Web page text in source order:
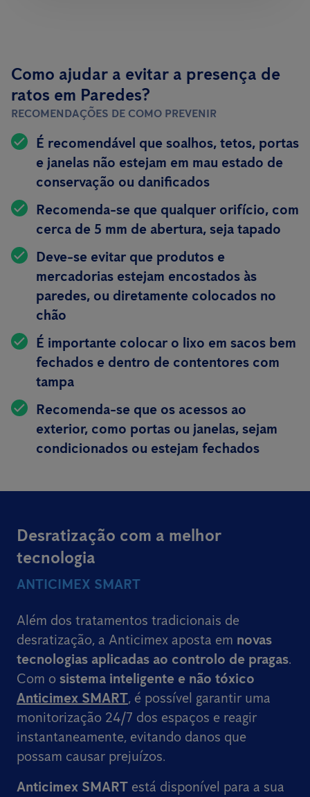
Como ajudar a evitar a presença de
ratos em Paredes?
RECOMENDAÇÕES DE COMO PREVENIR
É recomendável que soalhos, tetos, portas
e janelas não estejam em mau estado de
conservação ou danificados
Recomenda-se que qualquer orifício, com
cerca de 5 mm de abertura, seja tapado
Deve-se evitar que produtos e
mercadorias estejam encostados às
paredes, ou diretamente colocados no
chão
É importante colocar o lixo em sacos bem
fechados e dentro de contentores com
tampa
Recomenda-se que os acessos ao
exterior, como portas ou janelas, sejam
condicionados ou estejam fechados
Desratização com a melhor
tecnologia
ANTICIMEX SMART
Além dos tratamentos tradicionais de
desratização, a Anticimex aposta em novas
tecnologias aplicadas ao controlo de pragas.
Com o sistema inteligente e não tóxico
Anticimex SMART, é possível garantir uma
monitorização 24/7 dos espaços e reagir
instantaneamente, evitando danos que
possam causar prejuízos.
Anticimex SMART está disponível para a sua